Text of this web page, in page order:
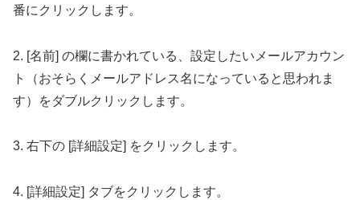
番にクリックします。
2. [名前] の欄に書かれている、設定したいメールアカウン
ト（おそらくメールアドレス名になっていると思われま
す）をダブルクリックします。
3. 右下の [詳細設定] をクリックします。
4. [詳細設定] タブをクリックします。